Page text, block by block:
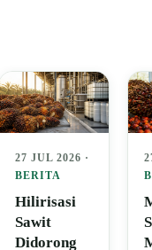
27 JUL 2026 ·
BERITA
Hilirisasi
Sawit
Didorong